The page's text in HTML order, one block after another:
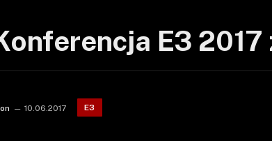
E3
10.06.2017 E3